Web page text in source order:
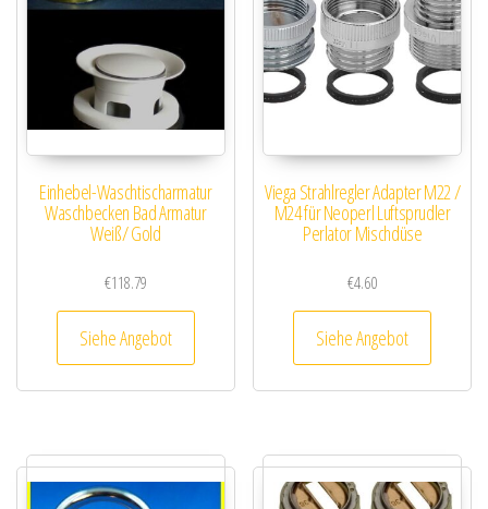
Einhebel-Waschtischarmatur
Waschbecken Bad Armatur
Weiß/ Gold
€118.79
Siehe Angebot
Viega Strahlregler Adapter M22 /
M24 für Neoperl Luftsprudler
Perlator Mischdüse
€4.60
Siehe Angebot